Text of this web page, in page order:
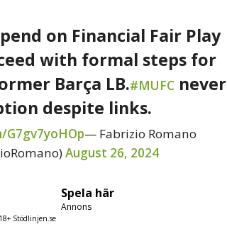
on Financial Fair Play
with formal steps for
Barça LB.#MUFC never
despite links.
— Fabrizio Romano
August 26, 2024
18+ Stödlinjen.se
Spela här
Annons